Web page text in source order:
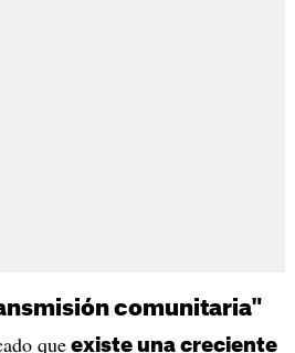
comunitaria"
queexiste una creciente